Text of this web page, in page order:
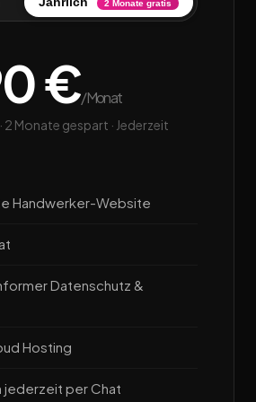
2 Monate gratis
€/Monat
Monate gespart · Jederzeit
Handwerker-Website
Datenschutz &
Hosting
jederzeit per Chat